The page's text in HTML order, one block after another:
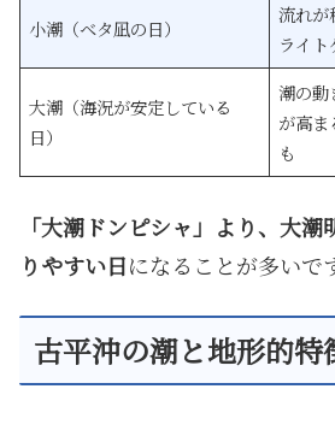
小潮（ベタ凪の日）
流れが
ライ
大潮（海況が安定している
日）
潮の動
が高
も
「大潮ドンピシャ」より、大
りやすい日になることが多いで
古平沖の潮と地形的特